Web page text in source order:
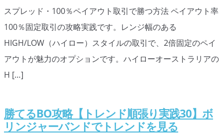
スプレッド・100％ペイアウト取引で勝つ方法 ペイアウト率
100％固定取引の攻略実践です。レンジ幅のある
HIGH/LOW（ハイロー）スタイルの取引で、2倍固定のペイ
アウトが魅力のオプションです。ハイローオーストラリアの
H […]
勝てるBO攻略【トレンド順張り実践30】ボ
リンジャーバンドでトレンドを見る